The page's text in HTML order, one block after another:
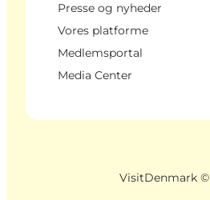
Presse og nyheder
Vores platforme
Medlemsportal
Media Center
VisitDenmark ©